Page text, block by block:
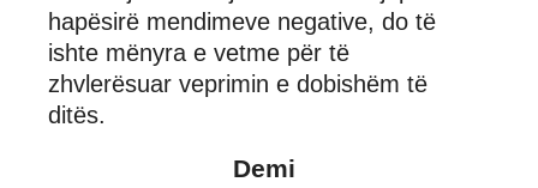
hapësirë mendimeve negative, do të
ishte mënyra e vetme për të
zhvlerësuar veprimin e dobishëm të
ditës.
Demi